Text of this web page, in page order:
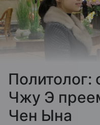
Политолог:
Чжу Э
Чен Ына